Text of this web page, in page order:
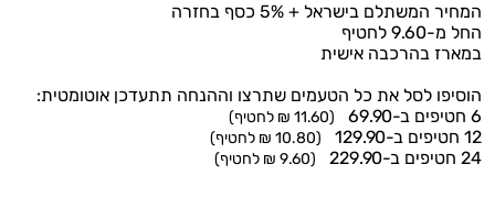
המחיר המשתלם בישראל + 5% כסף בחזרה
החל מ-9.60 לחטיף
במארז בהרכבה אישית
הוסיפו לסל את כל הטעמים שתרצו וההנחה תתעדכן אוטומטית:
6 חטיפים ב-69.90
(11.60 ₪ לחטיף)
12 חטיפים ב-129.90 (10.80 ₪ לחטיף)
24 חטיפים ב-229.90 (9.60 ₪ לחטיף)